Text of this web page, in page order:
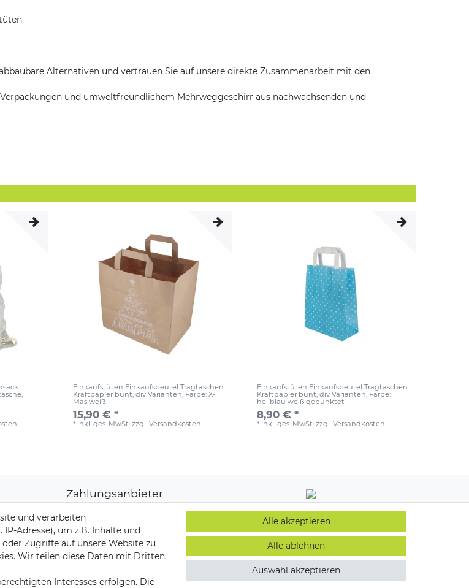
Alternativen und vertrauen Sie auf unsere direkte Zusammenarbeit mit den
und umweltfreundlichem Mehrweggeschirr aus nachwachsenden und
,
Einkaufstüten Einkaufsbeutel Tragtaschen
Kraftpapier bunt, div Varianten, Farbe: X-
Mas weiß
15,90 € *
* inkl. ges. MwSt. zzgl.Versandkosten
Einkaufstüten Einkaufsbeutel Tragtaschen
Kraftpapier bunt, div Varianten, Farbe:
hellblau weiß gepunktet
8,90 € *
* inkl. ges. MwSt. zzgl.Versandkosten
Zahlungsanbieter
Versandpartner
und verarbeiten
Adresse), um z.B. Inhalte und
Zugriffe auf unsere Website zu
Wir teilen diese Daten mit Dritten,
Interesses erfolgen. Die
Alle akzeptieren
Alle ablehnen
Auswahl akzeptieren